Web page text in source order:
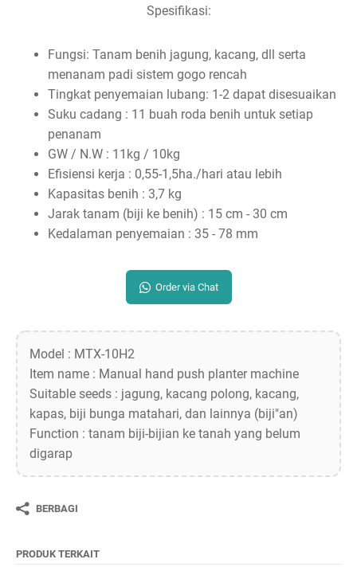
Spesifikasi:
Fungsi: Tanam benih jagung, kacang, dll serta
menanam padi sistem gogo rencah
Tingkat penyemaian lubang: 1-2 dapat disesuaikan
Suku cadang : 11 buah roda benih untuk setiap
penanam
GW / N.W : 11kg / 10kg
Efisiensi kerja : 0,55-1,5ha./hari atau lebih
Kapasitas benih : 3,7 kg
Jarak tanam (biji ke benih) : 15 cm - 30 cm
Kedalaman penyemaian : 35 - 78 mm
Order via Chat
Model : MTX-10H2
Item name : Manual hand push planter machine
Suitable seeds : jagung, kacang polong, kacang,
kapas, biji bunga matahari, dan lainnya (biji"an)
Function : tanam biji-bijian ke tanah yang belum
digarap
BERBAGI
PRODUK TERKAIT